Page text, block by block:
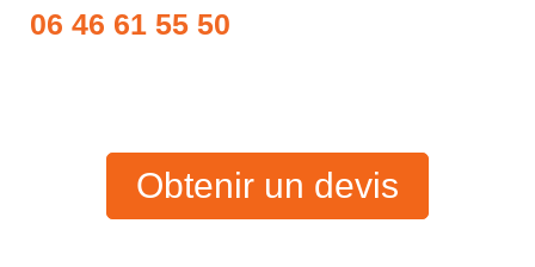
06 46 61 55 50
Obtenir un devis